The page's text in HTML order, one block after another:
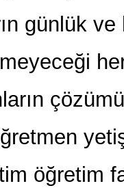
günlük
öğretim